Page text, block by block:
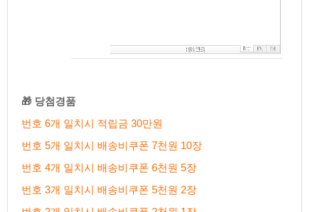
🎁 당첨경품
번호6개일치시적립금30만원
번호5개일치시배송비쿠폰7천원10장
번호4개일치시배송비쿠폰6천원5장
번호3개일치시배송비쿠폰5천원2장